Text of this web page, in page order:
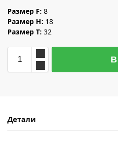
Размер F: 8
Размер H: 18
Размер T: 32
В
Детали